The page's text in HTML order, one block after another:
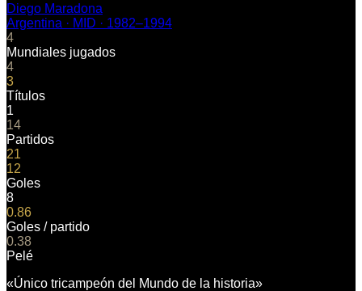
Diego Maradona
Argentina · MID · 1982–1994
4
Mundiales jugados
4
3
Títulos
1
14
Partidos
21
12
Goles
8
0.86
Goles / partido
0.38
Pelé
«Único tricampeón del Mundo de la historia»